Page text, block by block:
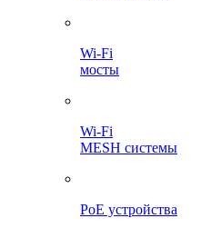
Wi-Fi
мосты
Wi-Fi
MESH системы
PoE устройства